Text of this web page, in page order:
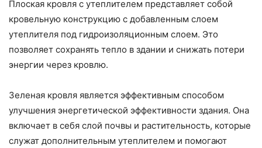
Плоская кровля с утеплителем представляет собой
кровельную конструкцию с добавленным слоем
утеплителя под гидроизоляционным слоем. Это
позволяет сохранять тепло в здании и снижать потери
энергии через кровлю.
Зеленая кровля является эффективным способом
улучшения энергетической эффективности здания. Она
включает в себя слой почвы и растительность, которые
служат дополнительным утеплителем и помогают